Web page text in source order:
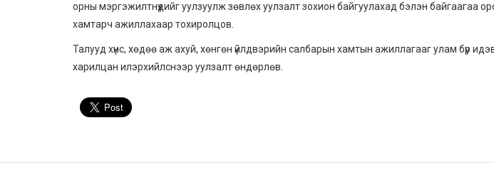
орны мэргэжилтнүүдийг уулзуулж зөвлөх уулзалт зохион байгуулахад бэлэн байгаагаа
хамтарч ажиллахаар тохиролцов.
Талууд хүнс, хөдөө аж ахуй, хөнгөн үйлдвэрийн салбарын хамтын ажиллагааг улам бүр
харилцан илэрхийлснээр уулзалт өндөрлөв.